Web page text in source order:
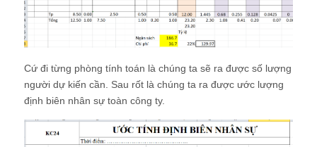
Cứ đi từng phòng tính toán là chúng ta sẽ ra được số lượng
người dự kiến cần. Sau rốt là chúng ta ra được ước lượng
định biên nhân sự toàn công ty.